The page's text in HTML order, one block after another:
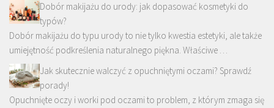
Dobór makijażu do urody: jak dopasować kosmetyki do
typów?
Dobór makijażu do typu urody to nie tylko kwestia estetyki, ale także
umiejętność podkreślenia naturalnego piękna. Właściwe …
Jak skutecznie walczyć z opuchniętymi oczami? Sprawdź
porady!
Opuchnięte oczy i worki pod oczami to problem, z którym zmaga się